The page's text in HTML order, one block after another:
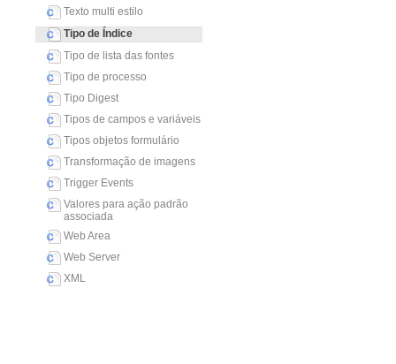
Texto multi estilo
Tipo de Índice
Tipo de lista das fontes
Tipo de processo
Tipo Digest
Tipos de campos e variáveis
Tipos objetos formulário
Transformação de imagens
Trigger Events
Valores para ação padrão
associada
Web Area
Web Server
XML